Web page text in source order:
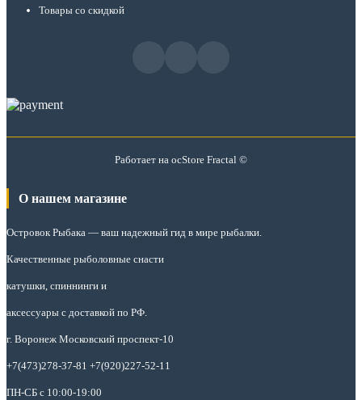
Товары со скидкой
Работает на ocStore Fractal ©
О нашем магазине
Островок Рыбака — ваш надежный гид в мире рыбалки.
Качественные рыболовные снасти
катушки, спиннинги и
аксессуары с доставкой по РФ.
г. Воронеж Московский проспект-10
+7(473)278-37-81 +7(920)227-52-11
ПН-СБ с 10:00-19:00